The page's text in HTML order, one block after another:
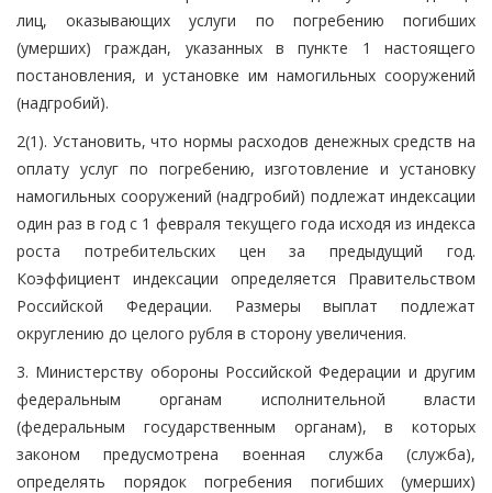
лиц, оказывающих услуги по погребению погибших
(умерших) граждан, указанных в пункте 1 настоящего
постановления, и установке им намогильных сооружений
(надгробий).
2(1). Установить, что нормы расходов денежных средств на
оплату услуг по погребению, изготовление и установку
намогильных сооружений (надгробий) подлежат индексации
один раз в год с 1 февраля текущего года исходя из индекса
роста потребительских цен за предыдущий год.
Коэффициент индексации определяется Правительством
Российской Федерации. Размеры выплат подлежат
округлению до целого рубля в сторону увеличения.
3. Министерству обороны Российской Федерации и другим
федеральным органам исполнительной власти
(федеральным государственным органам), в которых
законом предусмотрена военная служба (служба),
определять порядок погребения погибших (умерших)